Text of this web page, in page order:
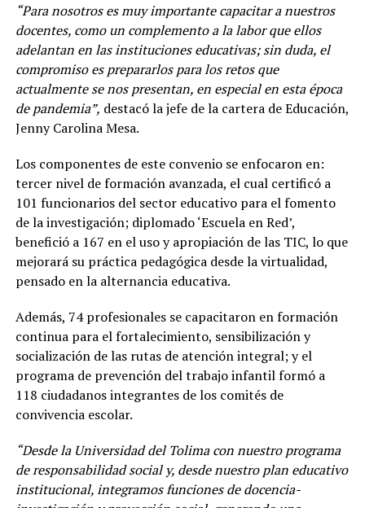
“Para nosotros es muy importante capacitar a nuestros
docentes, como un complemento a la labor que ellos
adelantan en las instituciones educativas; sin duda, el
compromiso es prepararlos para los retos que
actualmente se nos presentan, en especial en esta época
de pandemia”, destacó la jefe de la cartera de Educación,
Jenny Carolina Mesa.
Los componentes de este convenio se enfocaron en:
tercer nivel de formación avanzada, el cual certificó a
101 funcionarios del sector educativo para el fomento
de la investigación; diplomado ‘Escuela en Red’,
benefició a 167 en el uso y apropiación de las TIC, lo que
mejorará su práctica pedagógica desde la virtualidad,
pensado en la alternancia educativa.
Además, 74 profesionales se capacitaron en formación
continua para el fortalecimiento, sensibilización y
socialización de las rutas de atención integral; y el
programa de prevención del trabajo infantil formó a
118 ciudadanos integrantes de los comités de
convivencia escolar.
“Desde la Universidad del Tolima con nuestro programa
de responsabilidad social y, desde nuestro plan educativo
institucional, integramos funciones de docencia-